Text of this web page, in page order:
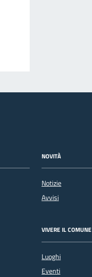
NOVITÀ
Notizie
Avvisi
VIVERE IL COMUNE
Luoghi
Eventi